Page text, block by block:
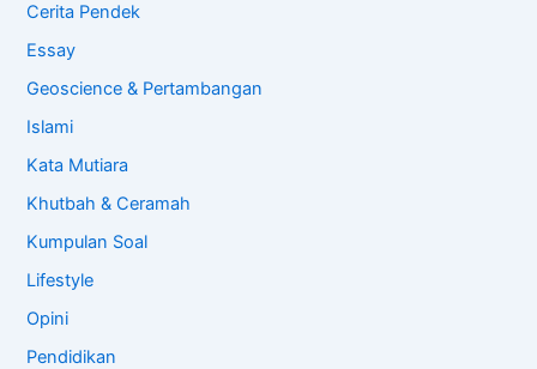
Cerita Pendek
Essay
Geoscience & Pertambangan
Islami
Kata Mutiara
Khutbah & Ceramah
Kumpulan Soal
Lifestyle
Opini
Pendidikan